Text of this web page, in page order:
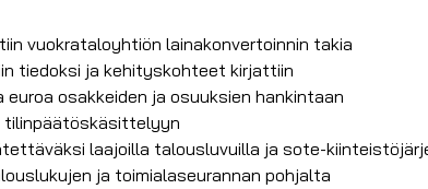
vuokrataloyhtiön lainakonvertoinnin takia
tiedoksi ja kehityskohteet kirjattiin
osakkeiden ja osuuksien hankintaan
tilinpäätöskäsittelyyn
laajoilla talousluvuilla ja sote-
ja toimialaseurannan pohjalta